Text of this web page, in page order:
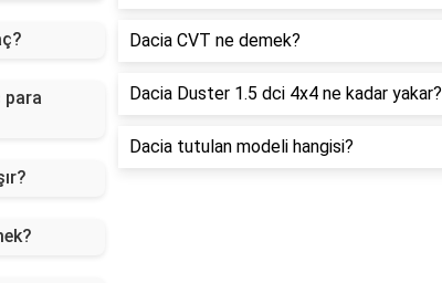
para
Dacia CVT ne demek?
Dacia Duster 1.5 dci 4x4 ne kadar yakar?
Dacia tutulan modeli hangisi?